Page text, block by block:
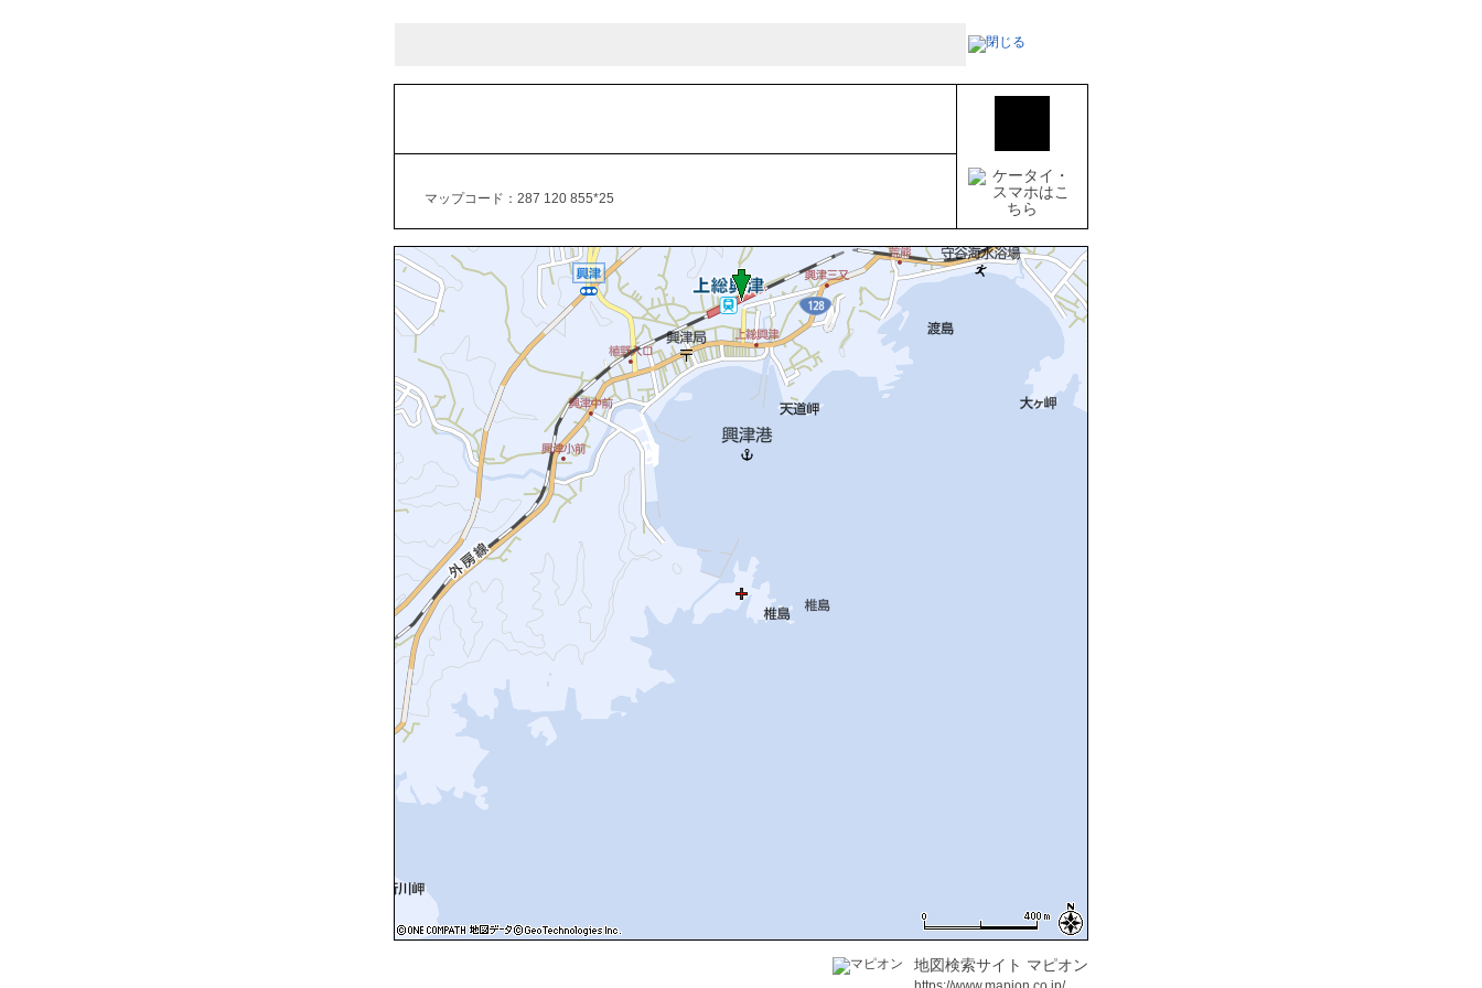
マップコード：287 120 855*25
地図検索サイト マピオン